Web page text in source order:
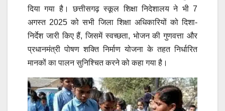
दिया गया है। छत्तीसगढ़ स्कूल शिक्षा निदेशालय ने भी 7
अगस्त 2025 को सभी जिला शिक्षा अधिकारियों को दिशा-
निर्देश जारी किए हैं, जिसमें स्वच्छता, भोजन की गुणवत्ता और
प्रधानमंत्री पोषण शक्ति निर्माण योजना के तहत निर्धारित
मानकों का पालन सुनिश्चित करने को कहा गया है।